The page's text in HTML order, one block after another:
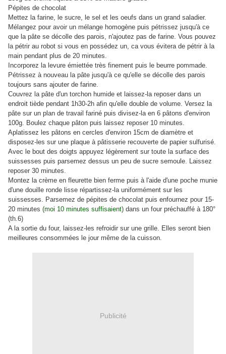
Pépites de chocolat
Mettez la farine, le sucre, le sel et les oeufs dans un grand saladier.
Mélangez pour avoir un mélange homogène puis pétrissez jusqu'à ce
que la pâte se décolle des parois, n'ajoutez pas de farine. Vous pouvez
la pétrir au robot si vous en possédez un, ca vous évitera de pétrir à la
main pendant plus de 20 minutes.
Incorporez la levure émiettée très finement puis le beurre pommade.
Pétrissez à nouveau la pâte jusqu'à ce qu'elle se décolle des parois
toujours sans ajouter de farine.
Couvrez la pâte d'un torchon humide et laissez-la reposer dans un
endroit tiède pendant 1h30-2h afin qu'elle double de volume. Versez la
pâte sur un plan de travail fariné puis divisez-la en 6 pâtons d'environ
100g. Boulez chaque pâton puis laissez reposer 10 minutes.
Aplatissez les pâtons en cercles d'environ 15cm de diamètre et
disposez-les sur une plaque à pâtisserie recouverte de papier sulfurisé.
Avec le bout des doigts appuyez légèrement sur toute la surface des
suissesses puis parsemez dessus un peu de sucre semoule. Laissez
reposer 30 minutes.
Montez la crème en fleurette bien ferme puis à l'aide d'une poche munie
d'une douille ronde lisse répartissez-la uniformément sur les
suissesses. Parsemez de pépites de chocolat puis enfournez pour 15-
20 minutes (moi 10 minutes suffisaient) dans un four préchauffé à 180°
(th.6)
A la sortie du four, laissez-les refroidir sur une grille. Elles seront bien
meilleures consommées le jour même de la cuisson.
Publicité